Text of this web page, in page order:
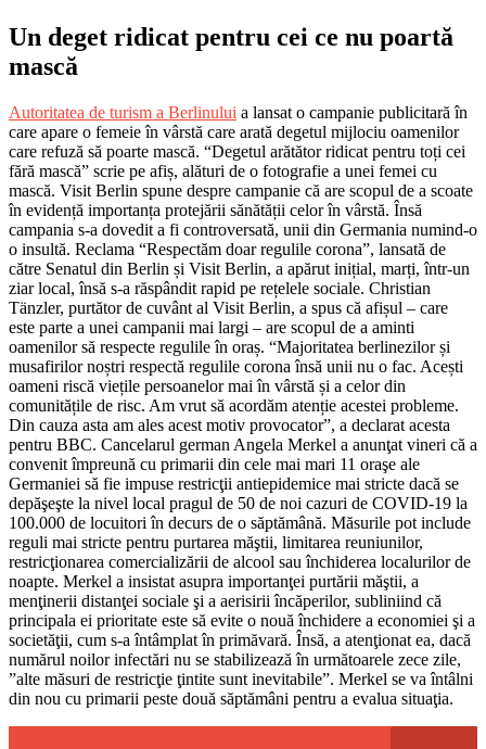
Un deget ridicat pentru cei ce nu poartă
mască
Autoritatea de turism a Berlinului a lansat o campanie publicitară în
care apare o femeie în vârstă care arată degetul mijlociu oamenilor
care refuză să poarte mască. “Degetul arătător ridicat pentru toți cei
fără mască” scrie pe afiș, alături de o fotografie a unei femei cu
mască. Visit Berlin spune despre campanie că are scopul de a scoate
în evidență importanța protejării sănătății celor în vârstă. Însă
campania s-a dovedit a fi controversată, unii din Germania numind-o
o insultă. Reclama “Respectăm doar regulile corona”, lansată de
către Senatul din Berlin și Visit Berlin, a apărut inițial, marți, într-un
ziar local, însă s-a răspândit rapid pe rețelele sociale. Christian
Tänzler, purtător de cuvânt al Visit Berlin, a spus că afișul – care
este parte a unei campanii mai largi – are scopul de a aminti
oamenilor să respecte regulile în oraș. “Majoritatea berlinezilor și
musafirilor noștri respectă regulile corona însă unii nu o fac. Acești
oameni riscă viețile persoanelor mai în vârstă și a celor din
comunitățile de risc. Am vrut să acordăm atenție acestei probleme.
Din cauza asta am ales acest motiv provocator”, a declarat acesta
pentru BBC. Cancelarul german Angela Merkel a anunţat vineri că a
convenit împreună cu primarii din cele mai mari 11 oraşe ale
Germaniei să fie impuse restricţii antiepidemice mai stricte dacă se
depăşeşte la nivel local pragul de 50 de noi cazuri de COVID-19 la
100.000 de locuitori în decurs de o săptămână. Măsurile pot include
reguli mai stricte pentru purtarea măştii, limitarea reuniunilor,
restricţionarea comercializării de alcool sau închiderea localurilor de
noapte. Merkel a insistat asupra importanţei purtării măştii, a
menţinerii distanţei sociale şi a aerisirii încăperilor, subliniind că
principala ei prioritate este să evite o nouă închidere a economiei şi a
societăţii, cum s-a întâmplat în primăvară. Însă, a atenţionat ea, dacă
numărul noilor infectări nu se stabilizează în următoarele zece zile,
”alte măsuri de restricţie ţintite sunt inevitabile”. Merkel se va întâlni
din nou cu primarii peste două săptămâni pentru a evalua situaţia.